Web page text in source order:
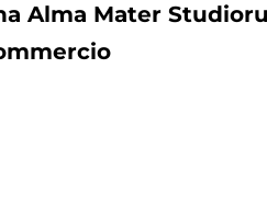
Alma Mater